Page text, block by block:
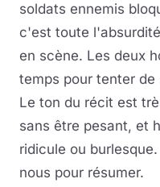
soldats ennemis
c'est toute
en scène. Les deux
temps pour tenter
Le ton du récit est
sans être pesant, et
ridicule ou
nous pour résumer.